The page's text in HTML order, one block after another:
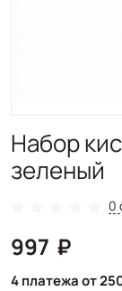
Набор
зеленый
0
997
4 платежа от